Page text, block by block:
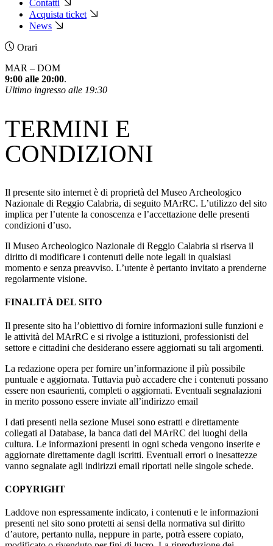
Contatti
Acquista ticket
News
Orari
MAR – DOM
9:00 alle 20:00.
Ultimo ingresso alle 19:30
TERMINI E
CONDIZIONI
Il presente sito internet è di proprietà del Museo Archeologico
Nazionale di Reggio Calabria, di seguito MArRC. L’utilizzo del sito
implica per l’utente la conoscenza e l’accettazione delle presenti
condizioni d’uso.
Il Museo Archeologico Nazionale di Reggio Calabria si riserva il
diritto di modificare i contenuti delle note legali in qualsiasi
momento e senza preavviso. L’utente è pertanto invitato a prenderne
regolarmente visione.
FINALITÀ DEL SITO
Il presente sito ha l’obiettivo di fornire informazioni sulle funzioni e
le attività del MArRC e si rivolge a istituzioni, professionisti del
settore e cittadini che desiderano essere aggiornati su tali argomenti.
La redazione opera per fornire un’informazione il più possibile
puntuale e aggiornata. Tuttavia può accadere che i contenuti possano
essere non esaurienti, completi o aggiornati. Eventuali segnalazioni
in merito possono essere inviate all’indirizzo email
I dati presenti nella sezione Musei sono estratti e direttamente
collegati al Database, la banca dati del MArRC dei luoghi della
cultura. Le informazioni presenti in ogni scheda vengono inserite e
aggiornate direttamente dagli iscritti. Eventuali errori o inesattezze
vanno segnalate agli indirizzi email riportati nelle singole schede.
COPYRIGHT
Laddove non espressamente indicato, i contenuti e le informazioni
presenti nel sito sono protetti ai sensi della normativa sul diritto
d’autore, pertanto nulla, neppure in parte, potrà essere copiato,